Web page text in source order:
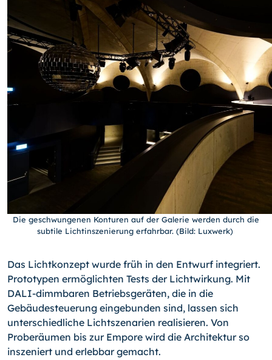
Die geschwungenen Konturen auf der Galerie werden durch die
subtile Lichtinszenierung erfahrbar. (Bild: Luxwerk)
Das Lichtkonzept wurde früh in den Entwurf integriert.
Prototypen ermöglichten Tests der Lichtwirkung. Mit
DALI-dimmbaren Betriebsgeräten, die in die
Gebäudesteuerung eingebunden sind, lassen sich
unterschiedliche Lichtszenarien realisieren. Von
Proberäumen bis zur Empore wird die Architektur so
inszeniert und erlebbar gemacht.